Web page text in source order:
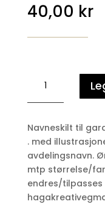
40,00 kr
MULTE
Smalt
navneskilt
antall
Navneskilt til
. med
avdelingsnavn.
mtp størrelse/
endres/